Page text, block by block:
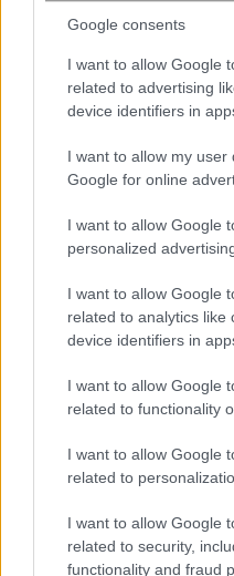
Google consents
I want to allow Google
related to advertising
device identifiers in
I want to allow my user
Google for online
I want to allow Google
personalized
I want to allow Google
related to analytics like
device identifiers in
I want to allow Google
related to functionality
I want to allow Google
related to
I want to allow Google
related to security,
functionality and fraud
ΑΑΔΕ # ΔΗΛΩΣΕΙΣ
Διασύνδεση των POS
Οι κρίσιμες
Φορολογικές
για ΕΝΦΙΑ και φόρο
διαδικασία